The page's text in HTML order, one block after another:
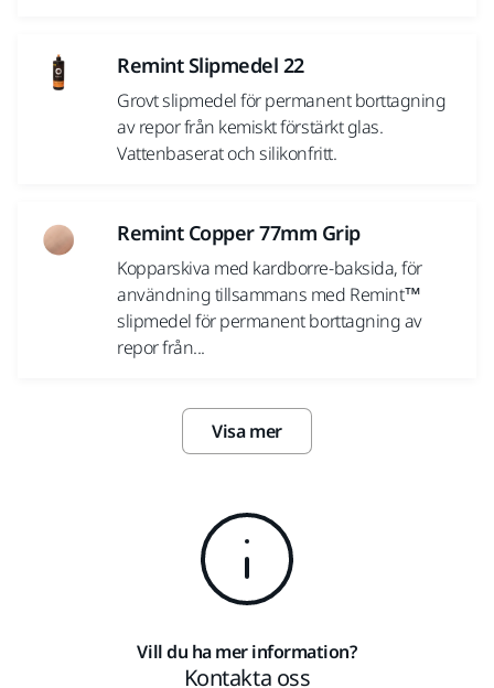
Remint Slipmedel 22
Grovt slipmedel för permanent borttagning
av repor från kemiskt förstärkt glas.
Vattenbaserat och silikonfritt.
Remint Copper 77mm Grip
Kopparskiva med kardborre-baksida, för
användning tillsammans med Remint™
slipmedel för permanent borttagning av
repor från...
Visa mer
Vill du ha mer information?
Kontakta oss